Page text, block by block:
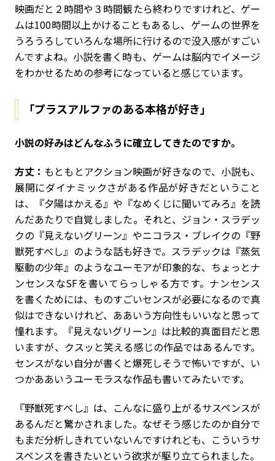
映画だと２時間や３時間観たら終わりですけれど、ゲー
ムは100時間以上かけることもあるし、ゲームの世界を
うろうろしていろんな場所に行けるので没入感がすごい
んですよね。小説を書く時も、ゲームは脳内でイメージ
をわかせるための参考になっていると感じています。
「プラスアルファのある本格が好き」
――小説の好みはどんなふうに確立してきたのですか。
方丈： もともとアクション映画が好きなので、小説も、
展開にダイナミックさがある作品が好きだということ
は、『夕陽はかえる』や『なめくじに聞いてみろ』を読
んだあたりで自覚しました。それと、ジョン・スラデッ
クの『見えないグリーン』やニコラス・ブレイクの『野
獣死すべし』のような話も好きで。スラデックは『蒸気
駆動の少年』のようなユーモアが印象的な、ちょっとナ
ンセンスなSFを書いてらっしゃる方です。ナンセンス
を書くためには、ものすごいセンスが必要になるので真
似はできないけれど、ああいう方向性もいいなと思って
憧れます。『見えないグリーン』は比較的真面目だと思
いますが、クスッと笑える感じの作品ではあるんです。
センスがない自分が書くと爆死しそうで怖いですが、い
つかああいうユーモラスな作品も書いてみたいです。
『野獣死すべし』は、こんなに盛り上がるサスペンスが
あるんだと驚かされました。なぜそう感じたのか自分で
もまだ分析しきれていないんですけれども、こういうサ
スペンスを書きたいという欲求が駆り立てられました。